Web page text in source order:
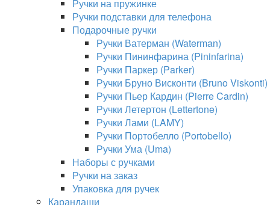
Ручки на пружинке
Ручки подставки для телефона
Подарочные ручки
Ручки Ватерман (Waterman)
Ручки Пининфарина (Pininfarina)
Ручки Паркер (Parker)
Ручки Бруно Висконти (Bruno Viskonti)
Ручки Пьер Кардин (Pierre Cardin)
Ручки Летертон (Lettertone)
Ручки Лами (LAMY)
Ручки Портобелло (Portobello)
Ручки Ума (Uma)
Наборы с ручками
Ручки на заказ
Упаковка для ручек
Карандаши